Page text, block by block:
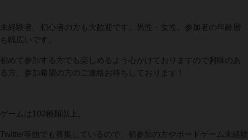
未経験者、初心者の方も大歓迎です。男性・女性、参加者の年齢層
も幅広いです。
初めて参加する方でも楽しめるよう心がけておりますので興味のあ
る方、参加希望の方のご連絡お待ちしております！
ゲームは100種類以上。
Twitter等他でも募集しているので、初参加の方やボードゲーム未経験